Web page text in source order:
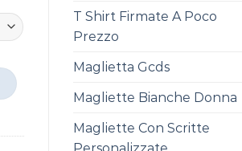
T Shirt Firmate A Poco
Prezzo
Maglietta Gcds
Magliette Bianche Donna
Magliette Con Scritte